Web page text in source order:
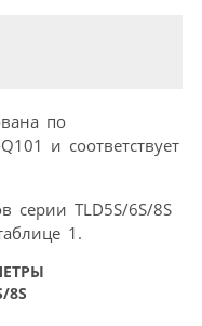
по
и соответствует
серии TLD5S/6S/8S
1.
8S